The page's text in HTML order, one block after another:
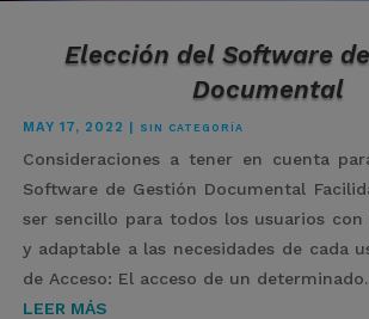
Elección del Software
Documental
MAY 17, 2022 | SIN CATEGORÍA
Consideraciones a tener en cuenta
Software de Gestión Documental
ser sencillo para todos los usuarios
y adaptable a las necesidades de cada
de Acceso: El acceso de un
LEER MÁS